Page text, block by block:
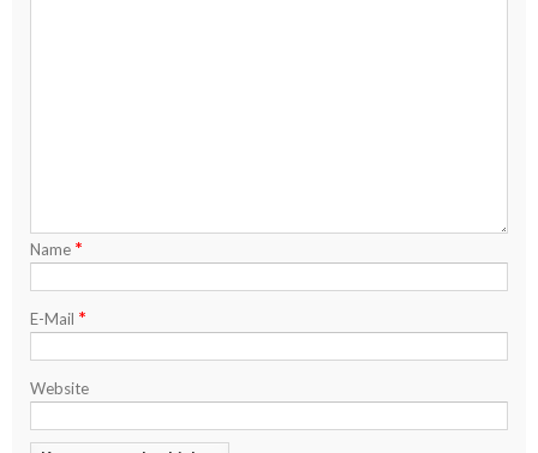
Name *
E-Mail *
Website